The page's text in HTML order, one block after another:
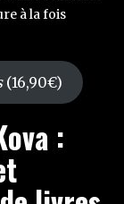
à la fois
(16,90€)
: